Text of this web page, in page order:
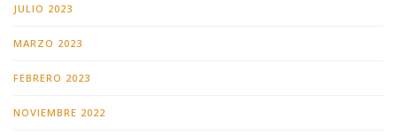
JULIO 2023
MARZO 2023
FEBRERO 2023
NOVIEMBRE 2022